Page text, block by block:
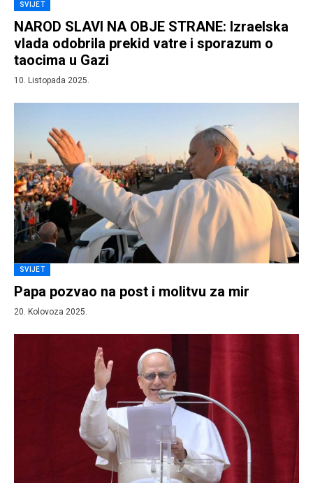
SVIJET
NAROD SLAVI NA OBJE STRANE: Izraelska
vlada odobrila prekid vatre i sporazum o
taocima u Gazi
10. Listopada 2025.
SVIJET
Papa pozvao na post i molitvu za mir
20. Kolovoza 2025.